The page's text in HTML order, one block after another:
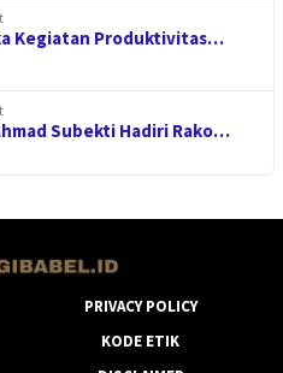
Kegiatan Produktivitas…
Subekti Hadiri Rako…
PRIVACY POLICY
KODE ETIK